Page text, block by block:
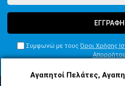
Αγαπητοί Πελάτες,
ΕΓΓΡΑΦΗ
Συμφωνώ με τους Όροι Χρήσης